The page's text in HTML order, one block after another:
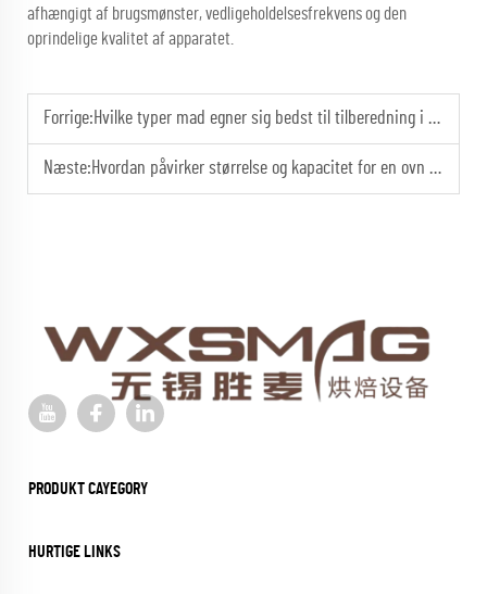
afhængigt af brugsmønster, vedligeholdelsesfrekvens og den
oprindelige kvalitet af apparatet.
Forrige:Hvilke typer mad egner sig bedst til tilberedning i en convectionsovn?
Næste:Hvordan påvirker størrelse og kapacitet for en ovn med varmecirkulation dens ydeevne i professionelle køkkener?
PRODUKT CAYEGORY
HURTIGE LINKS